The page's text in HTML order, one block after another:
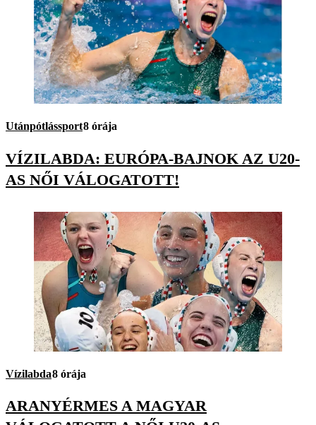
Utánpótlássport8 órája
VÍZILABDA: EURÓPA-BAJNOK AZ U20-
AS NŐI VÁLOGATOTT!
Vízilabda8 órája
ARANYÉRMES A MAGYAR